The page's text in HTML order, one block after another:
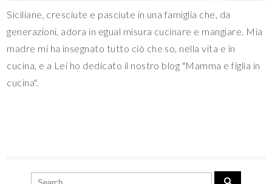
Siciliane, cresciute e pasciute in una famiglia che, da
generazioni, adora in egual misura cucinare e mangiare. Mia
madre mi ha insegnato tutto ciò che so, nella vita e in
cucina, e a Lei ho dedicato il nostro blog "Mamma e figlia in
cucina".